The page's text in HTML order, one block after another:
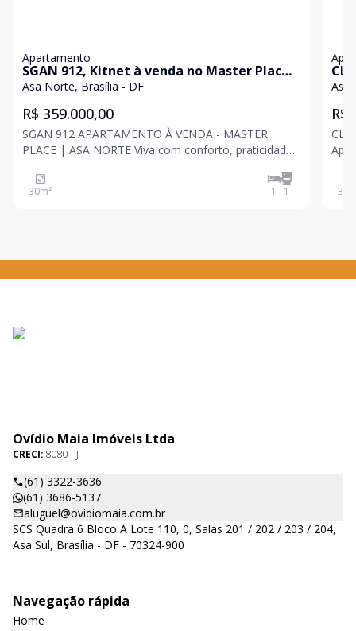
Apartamento
SGAN 912, Kitnet à venda no Master Place,
Asa Norte, Brasília, DF
Asa Norte, Brasília - DF
R$ 359.000,00
SGAN 912 APARTAMENTO À VENDA - MASTER
PLACE | ASA NORTE Viva com conforto, praticidade
mais desejados da Asa Norte! Este apartamento
oferece um ambiente moderno, funcional e
30m² 1 1
Asa
R$
CLN
32
Ovídio Maia Imóveis Ltda
CRECI: 8080 - J
(61) 3322-3636
(61) 3686-5137
aluguel@ovidiomaia.com.br
SCS Quadra 6 Bloco A Lote 110, 0, Salas 201 / 202 / 203 / 204,
Asa Sul, Brasília - DF - 70324-900
Navegação rápida
Home